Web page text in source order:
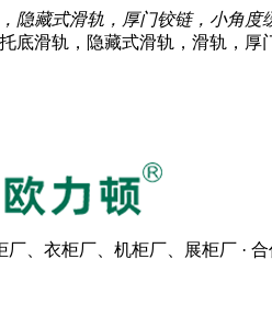
隐藏式滑轨，厚门铰链，小角
、衣柜厂、机柜厂、展柜厂 · 合